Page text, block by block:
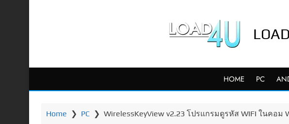
HOME PC
Home ❯ PC❯ WirelessKeyView v2.23 โปรแกรมดูรหัส WIFI ในคอม